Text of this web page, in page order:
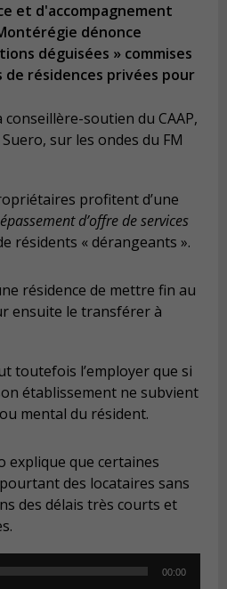
et d'accompagnement
dénonce
déguisées » commises
résidences privées pour
conseillère-soutien du CAAP,
sur les ondes du FM
profitent d’une
d’offre de services
résidents « dérangeants ».
résidence de mettre fin au
ensuite le transférer à
toutefois l’employer que si
établissement ne subvient
mental du résident.
explique que certaines
des locataires sans
des délais très courts et
00:00